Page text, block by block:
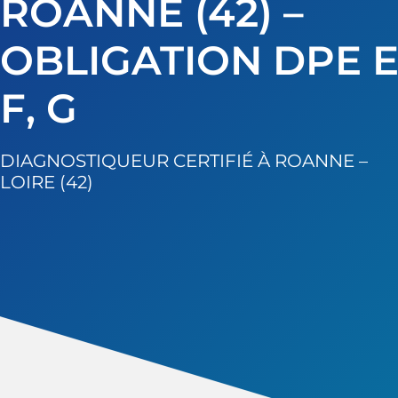
ROANNE (42) –
OBLIGATION DPE
F, G
DIAGNOSTIQUEUR CERTIFIÉ À ROANNE –
LOIRE (42)